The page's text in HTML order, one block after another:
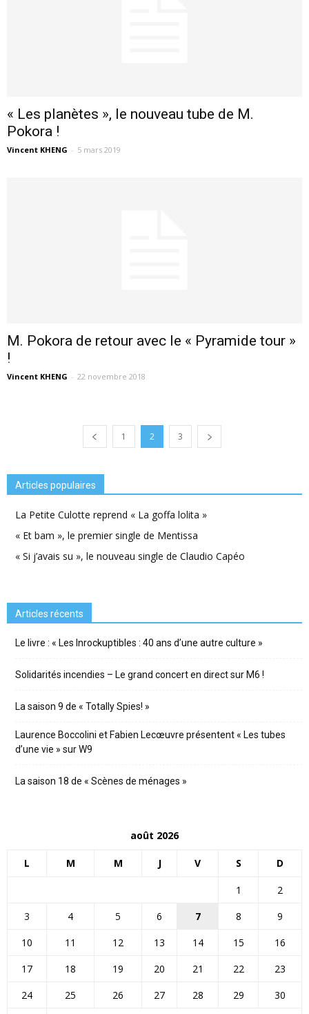
« Les planètes », le nouveau tube de M.
Pokora !
Vincent KHENG - 5 mars 2019
M. Pokora de retour avec le « Pyramide tour »
!
Vincent KHENG - 22 novembre 2018
1 2 3
Articles populaires
La Petite Culotte reprend « La goffa lolita »
« Et bam », le premier single de Mentissa
« Si j’avais su », le nouveau single de Claudio Capéo
Articles récents
Le livre : « Les Inrockuptibles : 40 ans d’une autre culture »
Solidarités incendies – Le grand concert en direct sur M6 !
La saison 9 de « Totally Spies! »
Laurence Boccolini et Fabien Lecœuvre présentent « Les tubes
d’une vie » sur W9
La saison 18 de « Scènes de ménages »
août 2026
L M M J V S D
1
2
3
4 5 6 7 8
9
10
11 12 13 14 15
16
17
18 19 20 21 22
23
24
25 26 27 28 29
30